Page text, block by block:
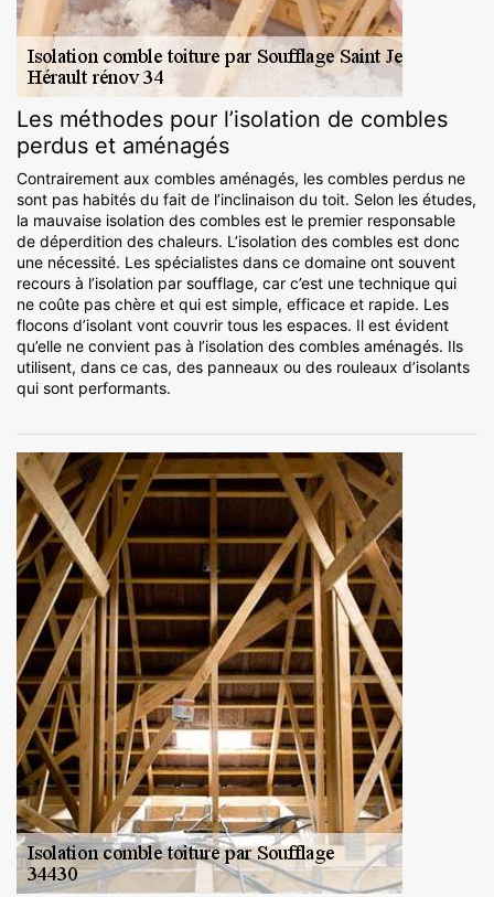
Les méthodes pour l’isolation de combles
perdus et aménagés
Contrairement aux combles aménagés, les combles perdus ne
sont pas habités du fait de l’inclinaison du toit. Selon les études,
la mauvaise isolation des combles est le premier responsable
de déperdition des chaleurs. L’isolation des combles est donc
une nécessité. Les spécialistes dans ce domaine ont souvent
recours à l’isolation par soufflage, car c’est une technique qui
ne coûte pas chère et qui est simple, efficace et rapide. Les
flocons d’isolant vont couvrir tous les espaces. Il est évident
qu’elle ne convient pas à l’isolation des combles aménagés. Ils
utilisent, dans ce cas, des panneaux ou des rouleaux d’isolants
qui sont performants.